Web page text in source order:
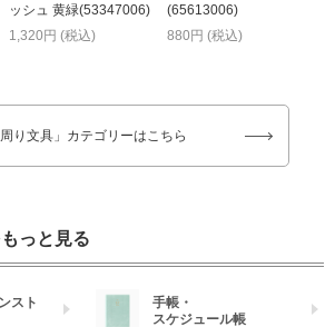
ッシュ 黄緑(53347006)
1,320円 (税込)
(65613006)
880円 (税込)
周り文具」カテゴリーはこちら
っと見る
スト
手帳・
スケジュール帳